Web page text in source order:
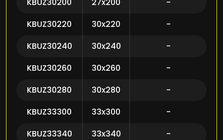
KBUZ30220
30x220
-
KBUZ30240
30x240
-
KBUZ30260
30x260
-
KBUZ30280
30x280
-
KBUZ33300
33x300
-
KBUZ33340
33x340
-